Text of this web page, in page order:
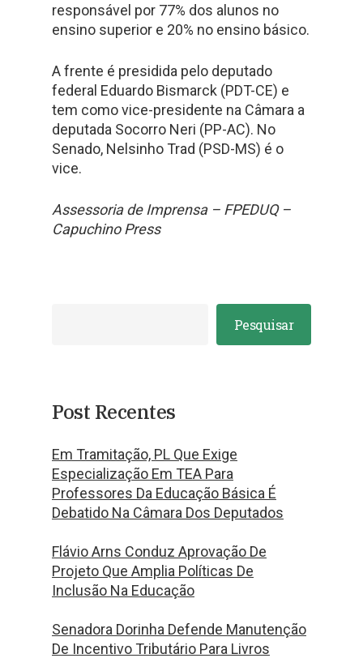
responsável por 77% dos alunos no
ensino superior e 20% no ensino básico.
A frente é presidida pelo deputado
federal Eduardo Bismarck (PDT-CE) e
tem como vice-presidente na Câmara a
deputada Socorro Neri (PP-AC). No
Senado, Nelsinho Trad (PSD-MS) é o
vice.
Assessoria de Imprensa – FPEDUQ –
Capuchino Press
Pesquisar
Post Recentes
Em Tramitação, PL Que Exige
Especialização Em TEA Para
Professores Da Educação Básica É
Debatido Na Câmara Dos Deputados
Flávio Arns Conduz Aprovação De
Projeto Que Amplia Políticas De
Inclusão Na Educação
Senadora Dorinha Defende Manutenção
De Incentivo Tributário Para Livros